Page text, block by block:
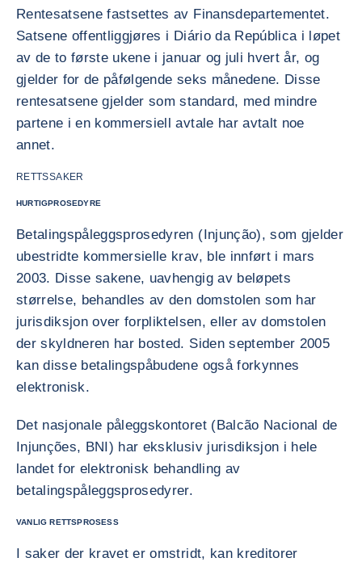
Rentesatsene fastsettes av Finansdepartementet.
Satsene offentliggjøres i Diário da República i løpet
av de to første ukene i januar og juli hvert år, og
gjelder for de påfølgende seks månedene. Disse
rentesatsene gjelder som standard, med mindre
partene i en kommersiell avtale har avtalt noe
annet.
RETTSSAKER
HURTIGPROSEDYRE
Betalingspåleggsprosedyren (Injunção), som gjelder
ubestridte kommersielle krav, ble innført i mars
2003. Disse sakene, uavhengig av beløpets
størrelse, behandles av den domstolen som har
jurisdiksjon over forpliktelsen, eller av domstolen
der skyldneren har bosted. Siden september 2005
kan disse betalingspåbudene også forkynnes
elektronisk.
Det nasjonale påleggskontoret (Balcão Nacional de
Injunções, BNI) har eksklusiv jurisdiksjon i hele
landet for elektronisk behandling av
betalingspåleggsprosedyrer.
VANLIG RETTSPROSESS
I saker der kravet er omstridt, kan kreditorer